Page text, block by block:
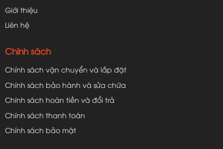
Giới thiệu
Liên hệ
Chính sách
Chính sách vận chuyển và lắp đặt
Chính sách bảo hành và sửa chữa
Chính sách hoàn tiền và đổi trả
Chính sách thanh toán
Chính sách bảo mật